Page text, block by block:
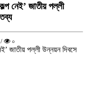
নেই’ জাতীয় পল্লী
০